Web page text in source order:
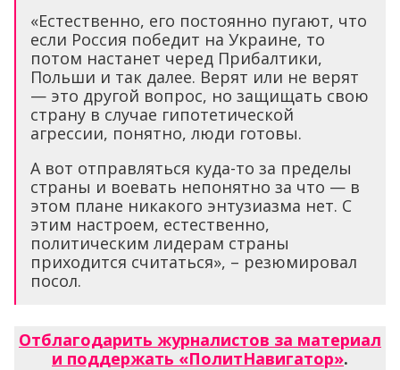
«Естественно, его постоянно пугают, что
если Россия победит на Украине, то
потом настанет черед Прибалтики,
Польши и так далее. Верят или не верят
— это другой вопрос, но защищать свою
страну в случае гипотетической
агрессии, понятно, люди готовы.
А вот отправляться куда-то за пределы
страны и воевать непонятно за что — в
этом плане никакого энтузиазма нет. С
этим настроем, естественно,
политическим лидерам страны
приходится считаться», – резюмировал
посол.
Отблагодарить журналистов за материал
и поддержать «ПолитНавигатор».